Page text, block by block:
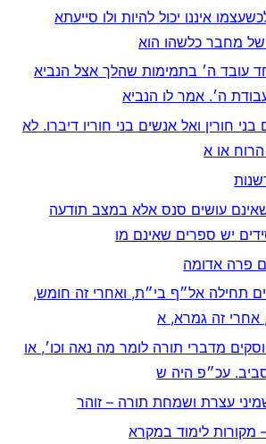
איננו יכול להיות ולו סייעתא
מחבר כלשהו הוא
עובד ה׳ בתמימות שהלך אצל הנביא
ה׳. אמר לו הנביא
בני חורין ואל אנשים בני חוריו דיברו. לא
או א
עושים סנס אלא במצב תודעה
יש ספרים שאינם מו
פרה אדומה
תחילה אל״ף בי״ת, ואחרי זה חומש,
אחרי זה גמרא, א
מדברי תורה לומר מה נאה וכו׳, או
עכ״פ היה ש
עצרת ושמחת תורה – זוהר
מקורות לימוד במקרא